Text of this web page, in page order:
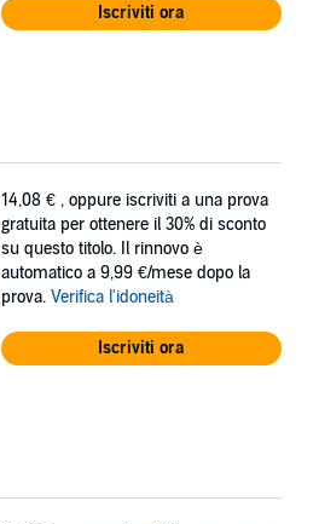
Iscriviti ora
14,08 € , oppure iscriviti a una prova
gratuita per ottenere il 30% di sconto
su questo titolo. Il rinnovo è
automatico a 9,99 €/mese dopo la
prova. Verifica l'idoneità
Iscriviti ora